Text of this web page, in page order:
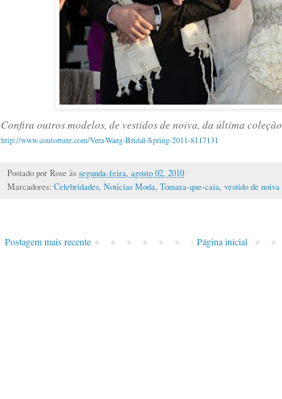
Confira outros modelos, de vestidos de noiva, da última coleção
http://www.coutorture.com/Vera-Wang-Bridal-Spring-2011-8117131
Postado por Rose às segunda-feira, agosto 02, 2010
Marcadores: Celebridades, Notícias Moda, Tomara-que-caia, vestido de noiva
Postagem mais recente Página inicial